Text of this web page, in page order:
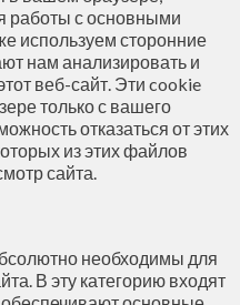
работы с основными
используем сторонние
нам анализировать и
веб-сайт. Эти cookie
только с вашего
отказаться от этих
из этих файлов
сайта.
необходимы для
В эту категорию входят